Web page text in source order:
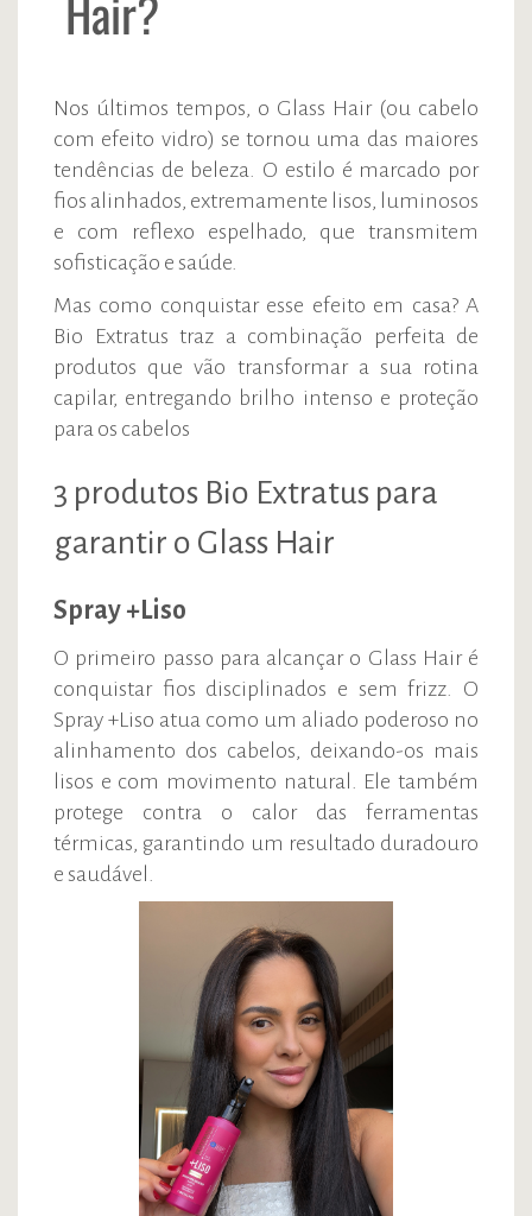
Nos últimos tempos, o Glass Hair (ou cabelo
com efeito vidro) se tornou uma das maiores
tendências de beleza. O estilo é marcado por
fios alinhados, extremamente lisos, luminosos
e com reflexo espelhado, que transmitem
sofisticação e saúde.
Mas como conquistar esse efeito em casa? A
Bio Extratus traz a combinação perfeita de
produtos que vão transformar a sua rotina
capilar, entregando brilho intenso e proteção
para os cabelos
3 produtos Bio Extratus para
garantir o Glass Hair
Spray +Liso
O primeiro passo para alcançar o Glass Hair é
conquistar fios disciplinados e sem frizz. O
Spray +Liso atua como um aliado poderoso no
alinhamento dos cabelos, deixando-os mais
lisos e com movimento natural. Ele também
protege contra o calor das ferramentas
térmicas, garantindo um resultado duradouro
e saudável.